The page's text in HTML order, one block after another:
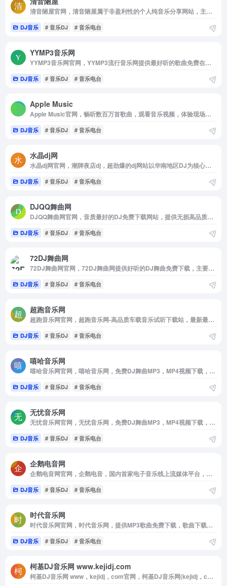
清音陋屋官网，清音陋屋属于非盈利性的个人纯音乐分享网站，主要为喜欢轻音乐，纯音乐的朋友创建，其主要内容为忧伤轻音乐，影视配乐，忧伤散文，清音陋屋网站创建总结为“用耳聆听，用心感受”。
DJ音乐 # 音乐DJ # 音乐电台
YYMP3音乐网
YYMP3音乐网官网，YYMP3流行音乐网提供最好听的歌曲免费在线试听的音乐网站。收录了网上最新最流行的mp3音乐，网络歌曲，非主流，DJ音乐，伤感歌曲，经典老歌等等mp3歌曲，是您寻找好听的歌曲首选网站。
DJ音乐 # 音乐DJ # 音乐电台
‎Apple Music
‎Apple Music官网，畅听数百万首歌曲，观看音乐视频，体验现场表演，一切尽在 Apple Music。订阅后即可在网页，App 或 Android 设备上播放。
DJ音乐 # 音乐DJ # 音乐电台
水晶dj网
水晶dj网官网，潮牌夜店dj，超劲爆的dj网站以华南地区DJ为核心，提供无损高品质DJ舞曲，每天更新快人一步，我们网站有最专业DJ团队精心制作好听的串烧，打造精品车载DJ舞曲，为喜欢DJ的爱好者，提供高音质在线试听及MP3免费下载，全方位满足DJ音乐爱好者的需求。
DJ音乐 # 音乐DJ # 音乐电台
DJQQ舞曲网
DJQQ舞曲网官网，音质最好的DJ免费下载网站，提供无损高品质DJ舞曲分享，DJ舞曲下载，我们网站有最专业DJ大师和DJ舞曲制作团队精心混音打造的DJ串烧和夜店DJ舞曲，每天更新最潮最嗨的DJ音乐，DJ舞曲，DJ串烧，酒吧夜店舞曲，让您感受无损高品质DJ分享与下载的快乐，下载DJ就到DJQQ音乐网站 www，djqq，net
DJ音乐 # 音乐DJ # 音乐电台
72DJ舞曲网
72DJ舞曲网官网，72DJ舞曲网提供好听的DJ舞曲免费下载，主要包括国内外最新dj音乐，好听的中文舞曲，dj串烧全部精心打造。北方最好的dj舞曲在线试听网站！
DJ音乐 # 音乐DJ # 音乐电台
超跑音乐网
超跑音乐网官网，超跑音乐网-高品质车载音乐试听下载站，最新最丰富的车载音乐DJ舞曲，真正的无损高品质音乐，好看好听的视频MV，尽在超跑音乐网，发烧友专属无损音乐网
DJ音乐 # 音乐DJ # 音乐电台
嘻哈音乐网
嘻哈音乐网官网，嘻哈音乐网，免费DJ舞曲MP3，MP4视频下载，收录了网上最新歌曲和流行音乐，网络歌曲，好听的歌，非主流音乐，经典老歌，搞笑歌曲，儿童歌曲，英文歌曲等。是您寻找好听的歌首选网站
DJ音乐 # 音乐DJ # 音乐电台
无忧音乐网
无忧音乐网官网，无忧音乐网，免费DJ舞曲MP3，MP4视频下载，收录了网上最新歌曲和流行音乐，网络歌曲，好听的歌，非主流音乐，经典老歌，搞笑歌曲，儿童歌曲，英文歌曲等。是您寻找好听的歌首选网站
DJ音乐 # 音乐DJ # 音乐电台
企鹅电音网
企鹅电音网官网，企鹅电音，国内首家电子音乐线上流媒体平台，它拥有很多有共同爱好的朋友在彼此交流，分享和感受音乐所给他们带来的快乐。电音帝国顶级，权威，专业的音乐态度！是一个集电子音乐，欧美潮流音乐，中国原创舞曲，小资音乐和网络音乐电台为主的高品质mp3分享平台，它也是国内外音乐达人，顶尖电子音乐人，各大名牌夜店的明星dj，音乐爱好者，都市时尚潮人的网络地。
DJ音乐 # 音乐DJ # 音乐电台
时代音乐网
时代音乐网官网，时代音乐网，提供MP3歌曲免费下载，歌曲下载，在线试听流行歌曲和好听的歌，经典老歌大全，伤感歌曲，非主流音乐，好听的英文歌曲，儿童歌曲，网络歌曲，最新歌曲下载，下歌曲听音乐，在线听歌曲尽在时代音乐网。
DJ音乐 # 音乐DJ # 音乐电台
柯基DJ音乐网 www.kejidj.com
柯基DJ音乐网 www，kejidj，com官网，柯基DJ音乐网(kejidj，com)世界DJ舞曲汇聚，每天更新快人一步，专业DJ团队精心制作好听的串烧，打造车载DJ舞曲，为DJ工作者收录国外DJ舞曲，提供高音质在线试听及MP3免费下载，全方位满足DJ工作者及音乐爱好者的需求，云集2019年度最新最好听的dj音乐下载，更多dj酒吧慢摇，现场超劲爆dj舞曲实现同步更新，